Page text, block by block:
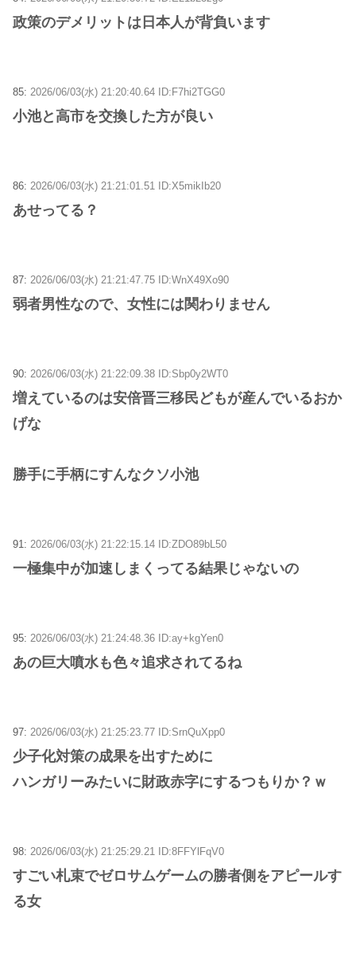
政策のデメリットは日本人が背負います
85: 2026/06/03(水) 21:20:40.64 ID:F7hi2TGG0
小池と高市を交換した方が良い
86: 2026/06/03(水) 21:21:01.51 ID:X5mikIb20
あせってる？
87: 2026/06/03(水) 21:21:47.75 ID:WnX49Xo90
弱者男性なので、女性には関わりません
90: 2026/06/03(水) 21:22:09.38 ID:Sbp0y2WT0
増えているのは安倍晋三移民どもが産んでいるおか
げな
勝手に手柄にすんなクソ小池
91: 2026/06/03(水) 21:22:15.14 ID:ZDO89bL50
一極集中が加速しまくってる結果じゃないの
95: 2026/06/03(水) 21:24:48.36 ID:ay+kgYen0
あの巨大噴水も色々追求されてるね
97: 2026/06/03(水) 21:25:23.77 ID:SrnQuXpp0
少子化対策の成果を出すために
ハンガリーみたいに財政赤字にするつもりか？ｗ
98: 2026/06/03(水) 21:25:29.21 ID:8FFYlFqV0
すごい札束でゼロサムゲームの勝者側をアピールす
る女